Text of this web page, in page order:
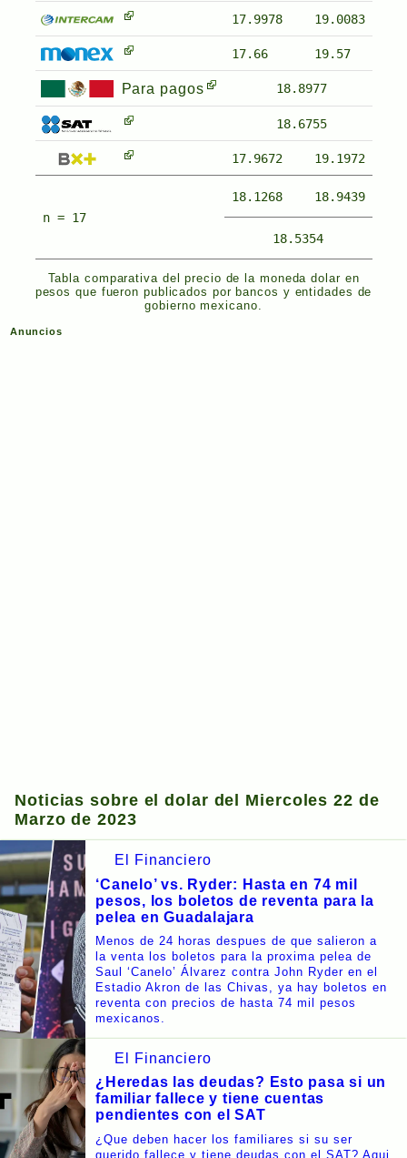
Tabla comparativa del precio de la moneda dolar en
pesos que fueron publicados por bancos y entidades de
gobierno mexicano.
17.9978 19.0083
17.66 19.57
Para pagos 18.8977
18.6755
17.9672 19.1972
n = 17
18.1268 18.9439
18.5354
Anuncios
Noticias sobre el dolar del Miercoles 22 de
Marzo de 2023
El Financiero
‘Canelo’ vs. Ryder: Hasta en 74 mil
pesos, los boletos de reventa para la
pelea en Guadalajara
Menos de 24 horas despues de que salieron a
la venta los boletos para la proxima pelea de
Saul ‘Canelo’ Álvarez contra John Ryder en el
Estadio Akron de las Chivas, ya hay boletos en
reventa con precios de hasta 74 mil pesos
mexicanos.
El Financiero
¿Heredas las deudas? Esto pasa si un
familiar fallece y tiene cuentas
pendientes con el SAT
¿Que deben hacer los familiares si su ser
querido fallece y tiene deudas con el SAT? Aqui